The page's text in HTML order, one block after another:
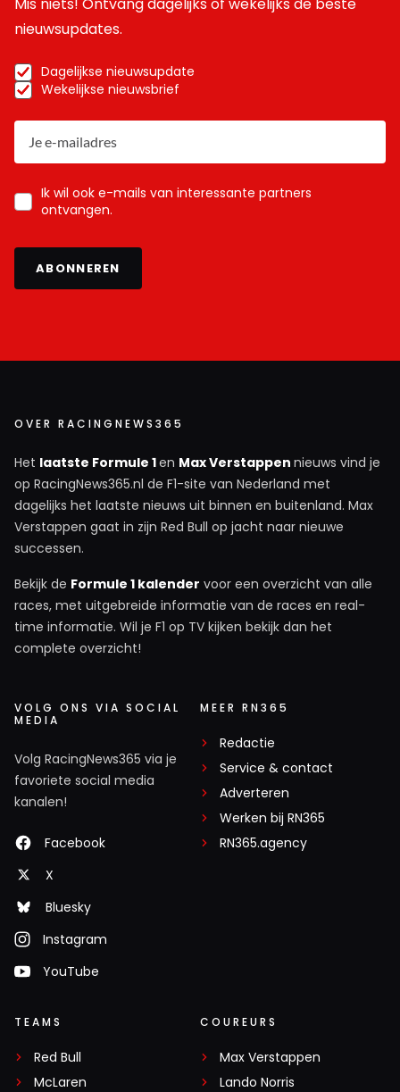
nieuwsupdates.
Dagelijkse nieuwsupdate
Wekelijkse nieuwsbrief
Ik wil ook e-mails van interessante partners
ontvangen.
ABONNEREN
OVER RACINGNEWS365
Het laatste Formule 1en Max Verstappen nieuws vind je
op RacingNews365.nl de F1-site van Nederland met
dagelijks het laatste nieuws uit binnen en buitenland. Max
Verstappen gaat in zijn Red Bull op jacht naar nieuwe
successen.
Bekijk de Formule 1 kalender voor een overzicht van alle
races, met uitgebreide informatie van de races en real-
time informatie. Wil je F1 op TV kijken bekijk dan het
complete overzicht!
VOLG ONS VIA SOCIAL
MEDIA
Volg RacingNews365 via je
favoriete social media
kanalen!
Facebook
X
Bluesky
Instagram
YouTube
MEER RN365
Redactie
Service & contact
Adverteren
Werken bij RN365
RN365.agency
TEAMS
Red Bull
McLaren
COUREURS
Max Verstappen
Lando Norris